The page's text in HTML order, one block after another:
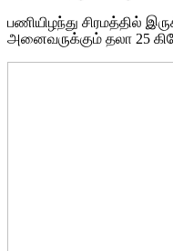
பணியிழந்து சிரமத்தில்
அனைவருக்கும் தலா 25